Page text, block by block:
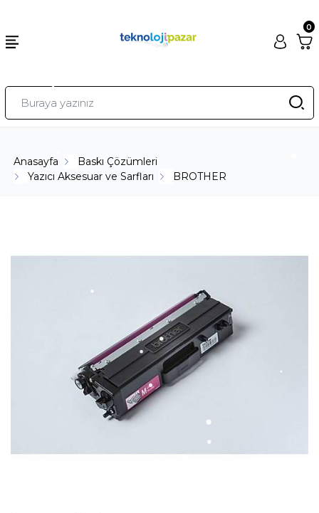
0
Anasayfa
Baskı Çözümleri
Yazıcı Aksesuar ve Sarfları
BROTHER